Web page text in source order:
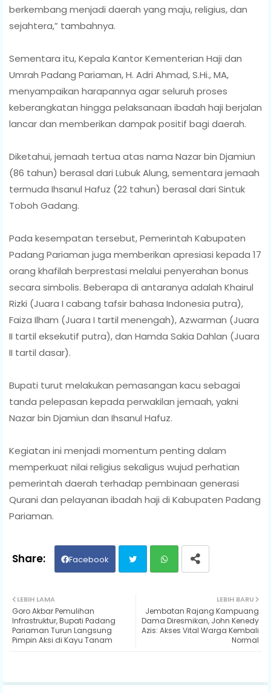
berkembang menjadi daerah yang maju, religius, dan
sejahtera,” tambahnya.
‎Sementara itu, Kepala Kantor Kementerian Haji dan
Umrah Padang Pariaman, H. Adri Ahmad, S.Hi., MA,
menyampaikan harapannya agar seluruh proses
keberangkatan hingga pelaksanaan ibadah haji berjalan
lancar dan memberikan dampak positif bagi daerah.
‎Diketahui, jemaah tertua atas nama Nazar bin Djamiun
(86 tahun) berasal dari Lubuk Alung, sementara jemaah
termuda Ihsanul Hafuz (22 tahun) berasal dari Sintuk
Toboh Gadang.
‎Pada kesempatan tersebut, Pemerintah Kabupaten
Padang Pariaman juga memberikan apresiasi kepada 17
orang khafilah berprestasi melalui penyerahan bonus
secara simbolis. Beberapa di antaranya adalah Khairul
Rizki (Juara I cabang tafsir bahasa Indonesia putra),
Faiza Ilham (Juara I tartil menengah), Azwarman (Juara
II tartil eksekutif putra), dan Hamda Sakia Dahlan (Juara
II tartil dasar).
‎Bupati turut melakukan pemasangan kacu sebagai
tanda pelepasan kepada perwakilan jemaah, yakni
Nazar bin Djamiun dan Ihsanul Hafuz.
‎Kegiatan ini menjadi momentum penting dalam
memperkuat nilai religius sekaligus wujud perhatian
pemerintah daerah terhadap pembinaan generasi
Qurani dan pelayanan ibadah haji di Kabupaten Padang
Pariaman.
Facebook
ats
LEBIH BARU
Jembatan Rajang Kampuang
Dama Diresmikan, John Kenedy
Azis: Akses Vital Warga Kembali
Normal
LEBIH LAMA
Goro Akbar Pemulihan
Infrastruktur, Bupati Padang
Pariaman Turun Langsung
Pimpin Aksi di Kayu Tanam